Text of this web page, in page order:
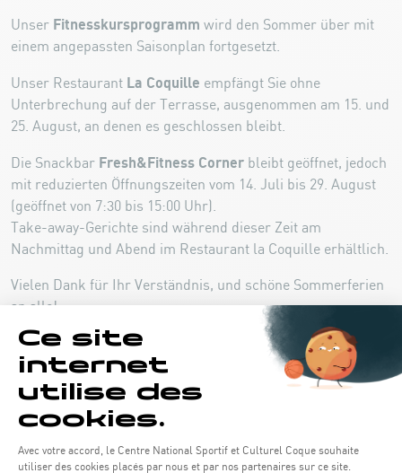
Unser Fitnesskursprogramm wird den Sommer über mit
einem angepassten Saisonplan fortgesetzt.
Unser Restaurant La Coquille empfängt Sie ohne
Unterbrechung auf der Terrasse, ausgenommen am 15. und
25. August, an denen es geschlossen bleibt.
Die Snackbar Fresh&Fitness Corner bleibt geöffnet, jedoch
mit reduzierten Öffnungszeiten vom 14. Juli bis 29. August
(geöffnet von 7:30 bis 15:00 Uhr).
Take-away-Gerichte sind während dieser Zeit am
Nachmittag und Abend im Restaurant la Coquille erhältlich.
Vielen Dank für Ihr Verständnis, und schöne Sommerferien
an alle!